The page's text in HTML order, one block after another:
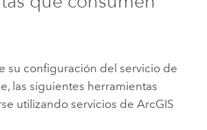
su configuración del servicio de
, las siguientes herramientas
utilizando servicios de ArcGIS